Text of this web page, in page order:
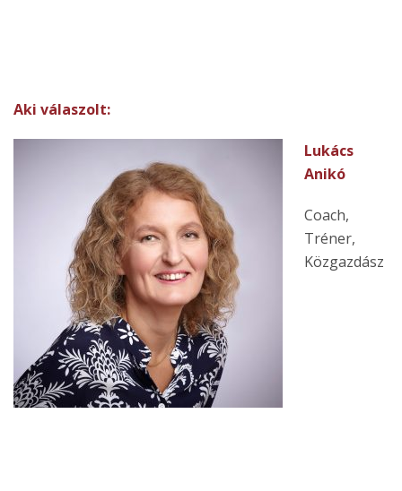
Aki válaszolt:
Lukács
Anikó
Coach,
Tréner,
Közgazdász